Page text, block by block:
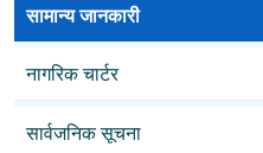
सामान्य जानकारी
नागरिक चार्टर
सार्वजनिक सूचना